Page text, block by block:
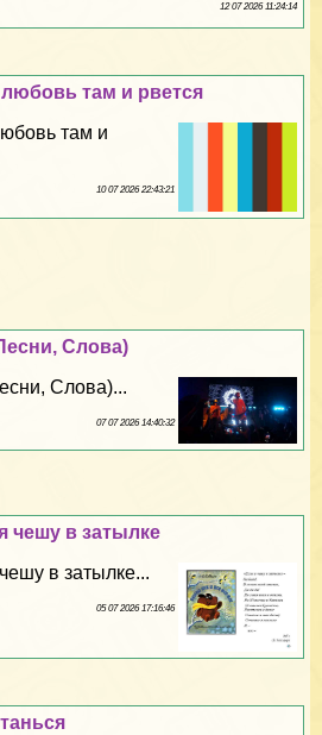
12 07 2026 11:24:14
там и рвется
там и
10 07 2026 22:43:21
Слова)
Слова)...
07 07 2026 14:40:32
чешу в затылке
в затылке...
05 07 2026 17:16:46